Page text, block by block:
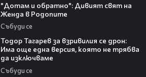
"Дотам и обратно": Дивият свят на
Женда в Родопите
Събуди се
Тодор Тагарев за взривилия се дрон:
Има още една версия, която не трябва
да изключваме
Събуди се